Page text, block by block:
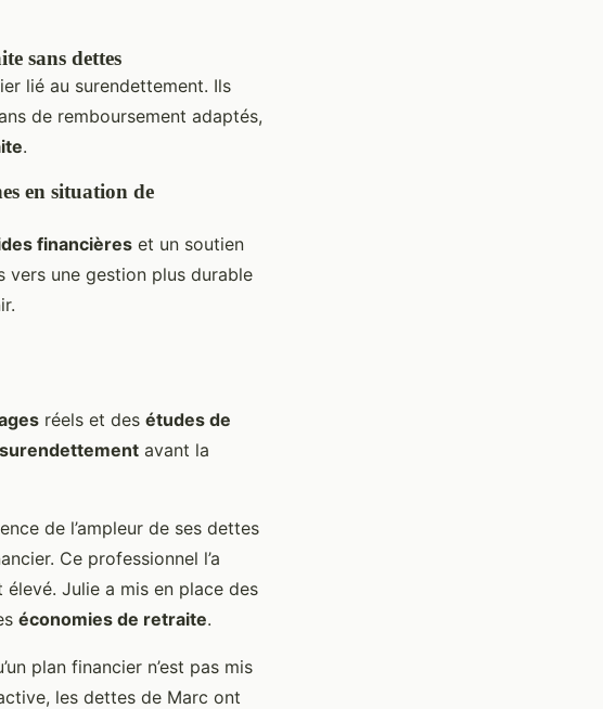
sans dettes
lié au surendettement. Ils
de remboursement adaptés,
.
en situation de
financières et un soutien
vers une gestion plus durable
réels et des études de
surendettement avant la
de l’ampleur de ses dettes
Ce professionnel l’a
Julie a mis en place des
économies de retraite.
plan financier n’est pas mis
les dettes de Marc ont